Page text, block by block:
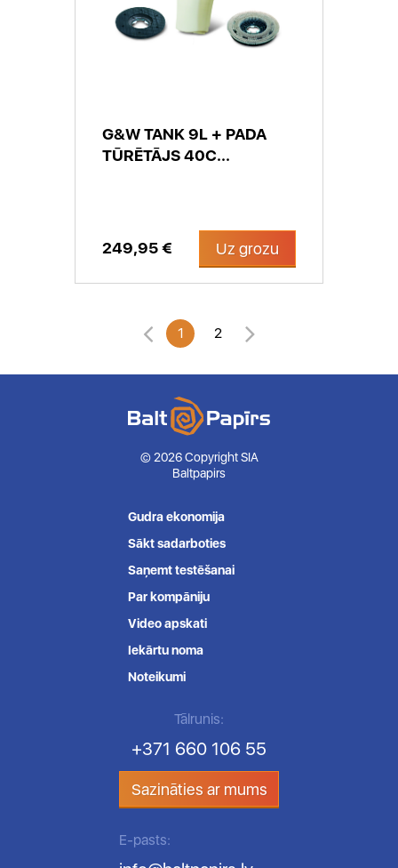
G&W TANK 9L + PADA
TŪRĒTĀJS 40C...
249,95 € Uz grozu
1 2
© 2026 Copyright SIA
Baltpapirs
Gudra ekonomija
Sākt sadarboties
Saņemt testēšanai
Par kompāniju
Video apskati
Iekārtu noma
Noteikumi
Tālrunis:
+371 660 106 55
Sazināties ar mums
E-pasts: